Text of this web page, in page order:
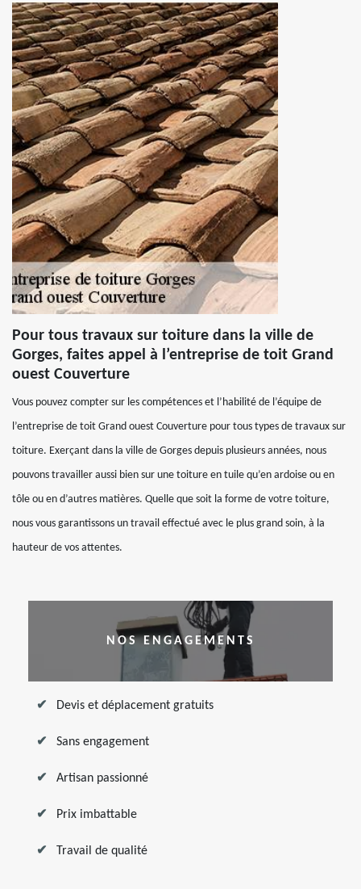
Pour tous travaux sur toiture dans la ville de
Gorges, faites appel à l’entreprise de toit Grand
ouest Couverture
Vous pouvez compter sur les compétences et l’habilité de l’équipe de
l’entreprise de toit Grand ouest Couverture pour tous types de travaux sur
toiture. Exerçant dans la ville de Gorges depuis plusieurs années, nous
pouvons travailler aussi bien sur une toiture en tuile qu’en ardoise ou en
tôle ou en d’autres matières. Quelle que soit la forme de votre toiture,
nous vous garantissons un travail effectué avec le plus grand soin, à la
hauteur de vos attentes.
NOS ENGAGEMENTS
Devis et déplacement gratuits
Sans engagement
Artisan passionné
Prix imbattable
Travail de qualité